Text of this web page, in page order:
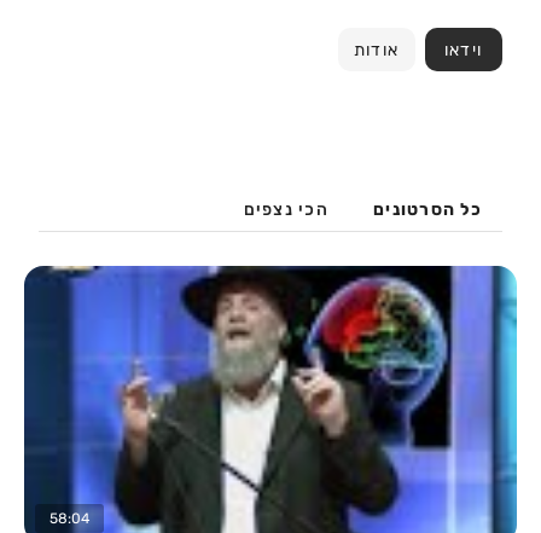
וידאו אודות
כל הסרטונים הכי נצפים
58:04